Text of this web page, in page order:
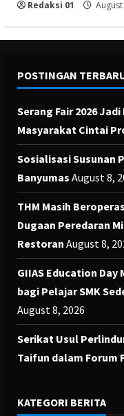
Redaksi 01
POSTINGAN
Serang Fair 2026
Masyarakat Cintai
Sosialisasi Susunan
Banyumas August 8,
THM Masih
Dugaan Peredaran
Restoran August 8,
GIIAS Education
bagi Pelajar SMK
August 8, 2026
Serikat Usul
Taifun dalam Forum
KATEGORI BERITA